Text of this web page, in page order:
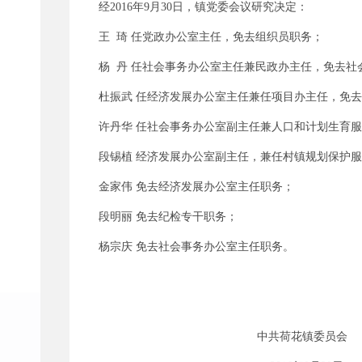
经2016年9月30日 ，镇党委会议研究决定：
王 琦 任党政办公室主任，免去组织员职务；
杨 丹 任社会事务办公室主任兼民政办主任，免去社
杜振武 任经济发展办公室主任兼任项目办主任，免
许丹华 任社会事务办公室副主任兼人口和计划生育
段锡植 经济发展办公室副主任，兼任村镇规划保护
金家伟 免去经济发展办公室主任职务；
段明丽 免去纪检专干职务；
杨宗庆 免去社会事务办公室主任职务。
中共荷花镇委员会